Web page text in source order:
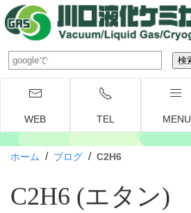
WEB TEL MENU
ホーム / ブログ / C2H6
C2H6 (エタン)